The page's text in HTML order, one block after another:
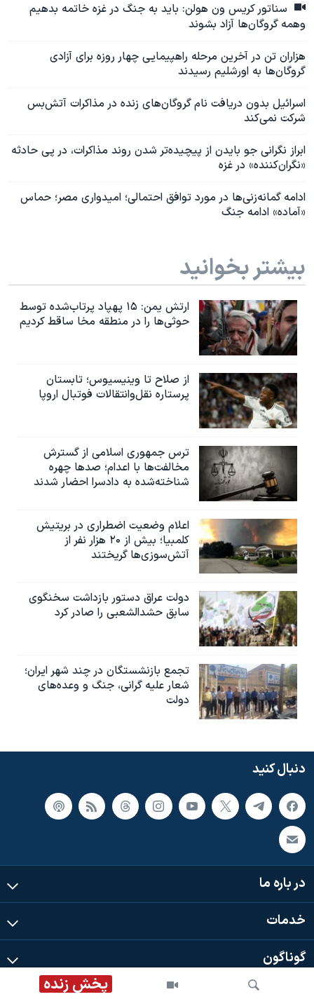
پخش زنده
سناتور کریس ون هولن: باید به جنگ در غزه خاتمه بدهیم
وهمه گروگان‌ها آزاد بشوند
هزاران تن در آخرین مرحله راهپیمایی چهار روزه برای آزادی
گروگان‌ها به اورشلیم رسیدند
اسرائیل بدون دریافت نام گروگان‌های زنده در مذاکرات آتش‌بس
شرکت نمی‌کند
ابراز نگرانی جو بایدن از پیچیده‌تر شدن روند مذاکرات، در پی حادثه
«نگران‌کننده» در غزه
ادامه گمانه‌زنی‌ها در مورد توافق احتمالی؛ امیدواری مصر؛ حماس
«آماده» ادامه جنگ
بیشتر بخوانید
ارتش یمن: ۱۵ پهپاد پرتاب‌شده توسط
حوثی‌ها را در منطقه مخا ساقط کردیم
از صلاح تا وینیسیوس؛ تابستان
پرستاره نقل‌وانتقالات فوتبال اروپا
ترس جمهوری اسلامی از گسترش
مخالفت‌ها با اعدام؛ صدها چهره
شناخته‌شده به دادسرا احضار شدند
اعلام وضعیت اضطراری در بریتیش
کلمبیا؛ بیش از ۲۰ هزار نفر از
آتش‌سوزی‌ها گریختند
دولت عراق دستور بازداشت سخنگوی
سابق حشدالشعبی را صادر کرد
تجمع بازنشستگان در چند شهر ایران؛
شعار علیه گرانی، جنگ و وعده‌های
دولت
دنبال کنید
در باره ما
خدمات
گوناگون